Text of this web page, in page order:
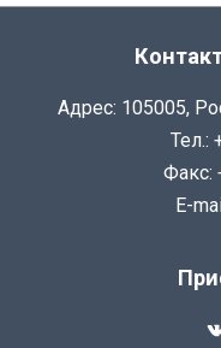
Адрес: 105005,
Тел.:
Факс:
E-